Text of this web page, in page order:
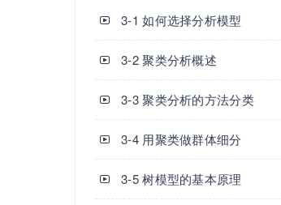
3-1 如何选择分析模型
3-2 聚类分析概述
3-3 聚类分析的方法分类
3-4 用聚类做群体细分
3-5 树模型的基本原理